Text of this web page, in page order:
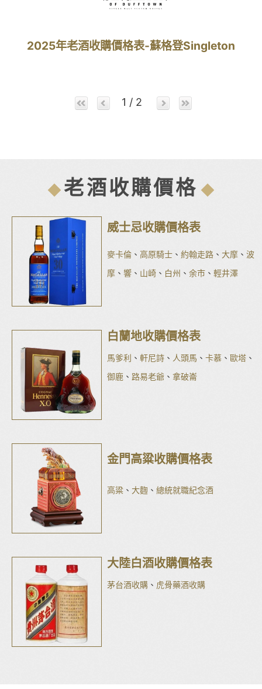
2025年老酒收購價格表-蘇格登Singleton
1 / 2
老酒收購價格
威士忌收購價格表
麥卡倫 、 高原騎士 、 約翰走路 、 大摩 、 波
摩 、 響 、 山崎 、 白州 、 余市 、 輕井澤
白蘭地收購價格表
馬爹利 、 軒尼詩 、 人頭馬 、 卡慕 、 歐塔 、
御鹿 、 路易老爺 、 拿破崙
金門高粱收購價格表
高粱 、 大麴 、 總統就職紀念酒
大陸白酒收購價格表
茅台酒收購 、 虎骨藥酒收購